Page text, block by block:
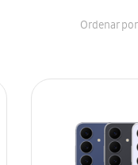
Ordenar por